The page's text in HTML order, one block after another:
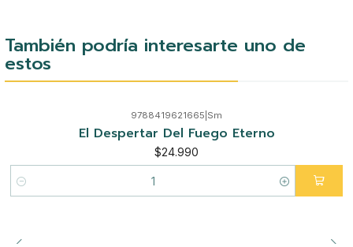
También podría interesarte uno de
estos
9788419621665 Sm
El Despertar Del Fuego Eterno
$24.990
Cantidad